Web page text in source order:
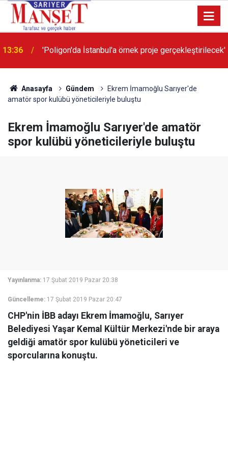
13:36 'Poligon'da İstanbul'a örnek proje gerçekleştirilecek'
Anasayfa Gündem
Ekrem İmamoğlu Sarıyer'de
amatör spor kulübü yöneticileriyle buluştu
Ekrem İmamoğlu Sarıyer'de amatör
spor kulübü yöneticileriyle buluştu
Yayınlanma: 17 Şubat 2019 Pazar 20:38
Güncelleme: 17 Şubat 2019 Pazar 20:47
CHP'nin İBB adayı Ekrem İmamoğlu, Sarıyer
Belediyesi Yaşar Kemal Kültür Merkezi'nde bir araya
geldiği amatör spor kulübü yöneticileri ve
sporcularına konuştu.